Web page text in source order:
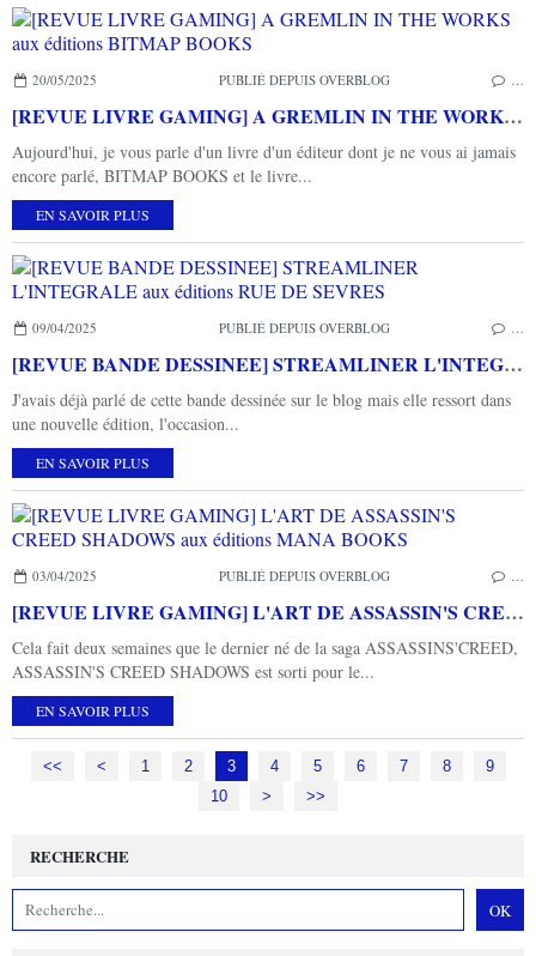
20/05/2025 PUBLIÉ DEPUIS OVERBLOG
[REVUE LIVRE GAMING] A GREMLIN IN THE WORKS aux éditions BITMAP BOOKS
Aujourd'hui, je vous parle d'un livre d'un éditeur dont je ne vous ai jamais
encore parlé, BITMAP BOOKS et le livre...
EN SAVOIR PLUS
09/04/2025 PUBLIÉ DEPUIS OVERBLOG
[REVUE BANDE DESSINEE] STREAMLINER L'INTEGRALE aux éditions RUE DE SEVRES
J'avais déjà parlé de cette bande dessinée sur le blog mais elle ressort dans
une nouvelle édition, l'occasion...
EN SAVOIR PLUS
03/04/2025 PUBLIÉ DEPUIS OVERBLOG
[REVUE LIVRE GAMING] L'ART DE ASSASSIN'S CREED SHADOWS aux éditions MANA BOOKS
Cela fait deux semaines que le dernier né de la saga ASSASSINS'CREED,
ASSASSIN'S CREED SHADOWS est sorti pour le...
EN SAVOIR PLUS
<< < 1 2 3 4 5 6 7 8
9
10
20
30
40
> >>
RECHERCHE